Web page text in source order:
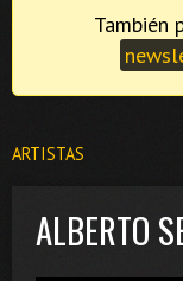
ARTISTAS
ALBERTO